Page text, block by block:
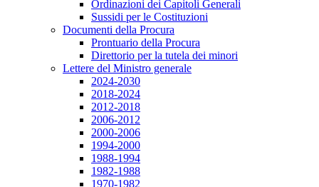
Ordinazioni dei Capitoli Generali
Sussidi per le Costituzioni
Documenti della Procura
Prontuario della Procura
Direttorio per la tutela dei minori
Lettere del Ministro generale
2024-2030
2018-2024
2012-2018
2006-2012
2000-2006
1994-2000
1988-1994
1982-1988
1970-1982